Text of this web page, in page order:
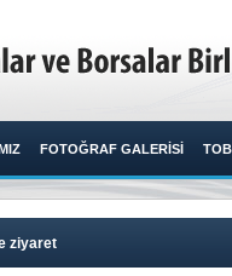
FOTOĞRAF GALERİSİ
ziyaret